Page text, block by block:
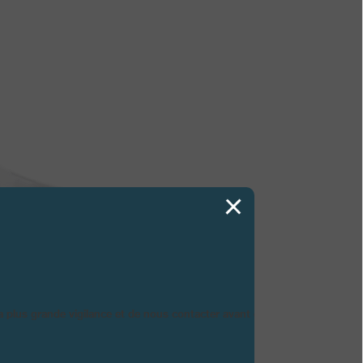
grande vigilance et de nous contacter avant d’acheter.